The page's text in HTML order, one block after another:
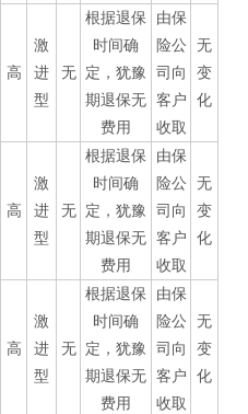
高
激
进
型
无
根据退保
时间确
定，犹豫
期退保无
费用
由保
险公
司向
客户
收取
无
变
化
高
激
进
型
无
根据退保
时间确
定，犹豫
期退保无
费用
由保
险公
司向
客户
收取
无
变
化
高
激
进
型
无
根据退保
时间确
定，犹豫
期退保无
费用
由保
险公
司向
客户
收取
无
变
化